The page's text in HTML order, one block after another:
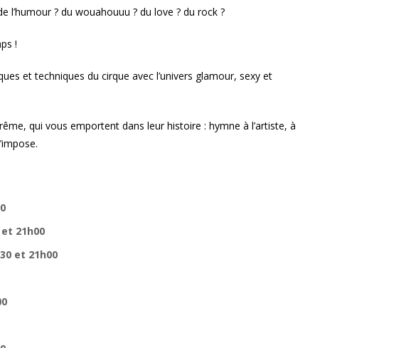
l’humour ? du wouahouuu ? du love ? du rock ?
!
et techniques du cirque avec l’univers glamour, sexy et
qui vous emportent dans leur histoire : hymne à l’artiste, à
21h00
et 21h00